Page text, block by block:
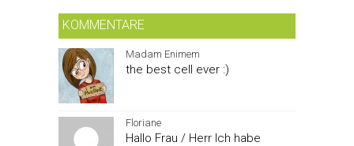
KOMMENTARE
Madam Enimem
the best cell ever :)
Floriane
Hallo Frau / Herr Ich habe